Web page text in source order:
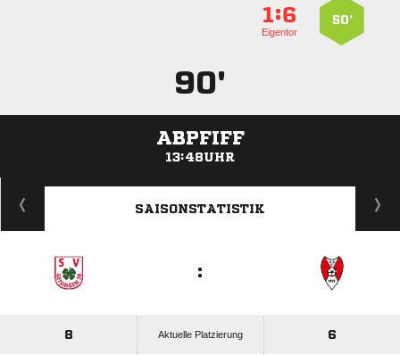
50’
:
Eigentor
90'
ABPFIFF
13:48UHR
ANZEIGE
SAISONSTATISTIK
:
8 Aktuelle Platzierung 6